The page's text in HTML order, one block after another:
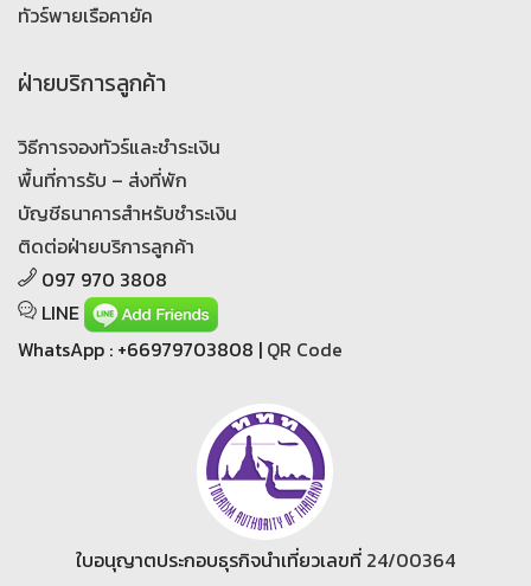
ทัวร์พายเรือคายัค
ฝ่ายบริการลูกค้า
วิธีการจองทัวร์และชำระเงิน
พื้นที่การรับ – ส่งที่พัก
บัญชีธนาคารสำหรับชำระเงิน
ติดต่อฝ่ายบริการลูกค้า
097 970 3808
LINE
WhatsApp : +66979703808 | QR Code
ใบอนุญาตประกอบธุรกิจนำเที่ยวเลขที่ 24/00364